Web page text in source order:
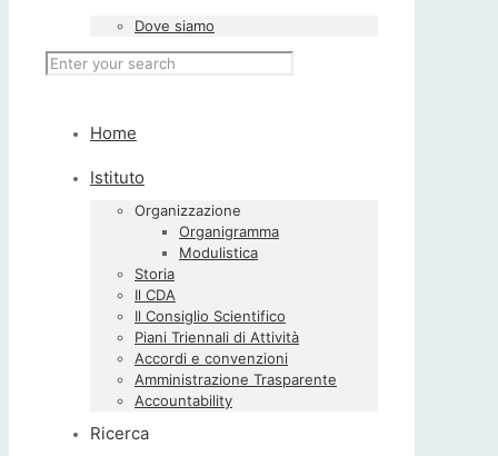
Dove siamo
Home
Istituto
Organizzazione
Organigramma
Modulistica
Storia
Il CDA
Il Consiglio Scientifico
Piani Triennali di Attività
Accordi e convenzioni
Amministrazione Trasparente
Accountability
Ricerca